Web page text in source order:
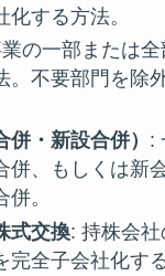
化する方法。
の一部または
。不要部門を除
・新設合併） :
併、もしくは新
。
式交換: 持株会
完全子会社化す